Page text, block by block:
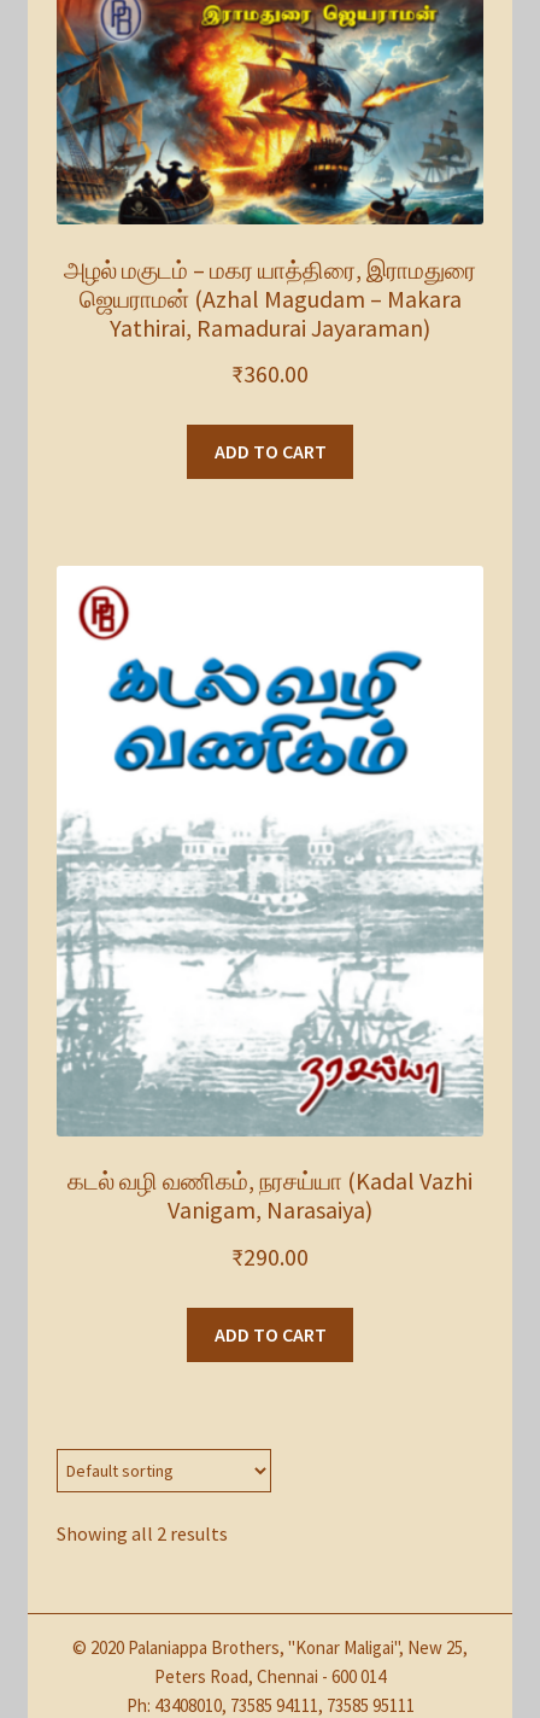
அழல் மகுடம் – மகர யாத்திரை, இராமதுரை
ஜெயராமன் (Azhal Magudam – Makara
Yathirai, Ramadurai Jayaraman)
₹360.00
ADD TO CART
கடல் வழி வணிகம், நரசய்யா (Kadal Vazhi
Vanigam, Narasaiya)
₹290.00
ADD TO CART
Showing all 2 results
© 2020 Palaniappa Brothers, "Konar Maligai", New 25,
Peters Road, Chennai - 600 014
Ph: 43408010, 73585 94111, 73585 95111